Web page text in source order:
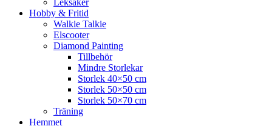
Leksaker
Hobby & Fritid
Walkie Talkie
Elscooter
Diamond Painting
Tillbehör
Mindre Storlekar
Storlek 40×50 cm
Storlek 50×50 cm
Storlek 50×70 cm
Träning
Hemmet